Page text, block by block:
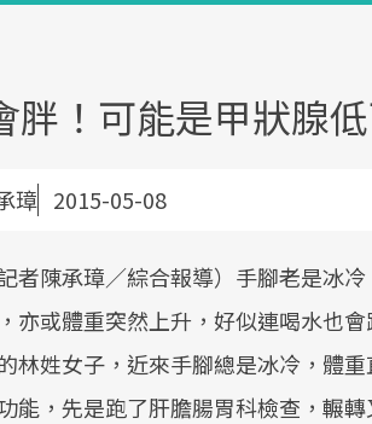
胖！可能是甲狀腺
璋 2015-05-08
記者陳承璋／綜合報導）手腳老是冰
亦或體重突然上升，好似連喝水也
林姓女子，近來手腳總是冰冷，體
能，先是跑了肝膽腸胃科檢查，輾